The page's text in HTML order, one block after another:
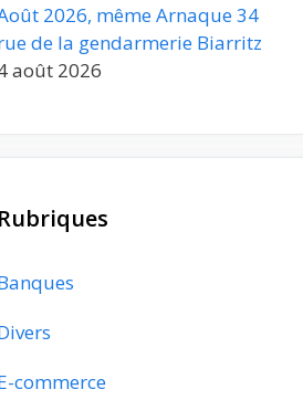
2026, même Arnaque 34
de la gendarmerie Biarritz
août 2026
Rubriques
commerce